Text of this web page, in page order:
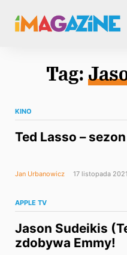
Tag:
KINO
Ted Lasso –
Jan Urbanowicz 17 listopada 2021
APPLE TV
Jason Sudeikis
zdobywa Emmy!